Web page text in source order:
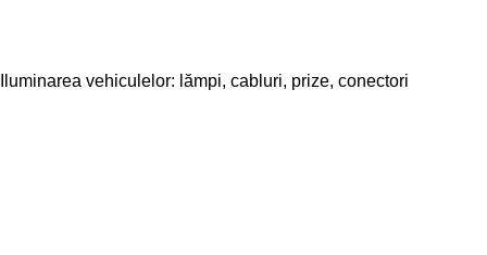
Iluminarea vehiculelor: lămpi, cabluri, prize, conectori